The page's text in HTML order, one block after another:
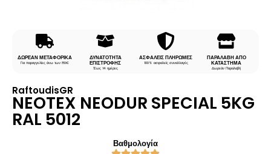
ΔΩΡΕΑΝ ΜΕΤΑΦΟΡΙΚΑ
Για παραγγελίες άνω των 80€
ΔΥΝΑΤΟΤΗΤΑ
ΕΠΙΣΤΡΟΦΗΣ
Έως 14 ημέρες
ΑΣΦΑΛΕΙΣ ΠΛΗΡΩΜΕΣ
100% ασφαλείς συναλλαγές
ΠΑΡΑΛΑΒΗ ΑΠΟ
ΚΑΤΑΣΤΗΜΑ
Δωρεάν Παραλαβή
RaftoudisGR
NEOTEX NEODUR SPECIAL 5KG
RAL 5012
Βαθμολογία